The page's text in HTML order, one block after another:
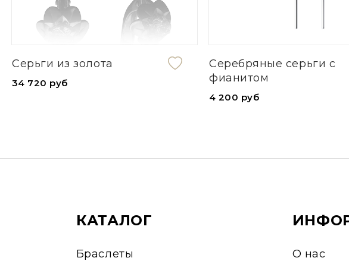
Серьги из золота
34 720 руб
Серебряные серьги с
фианитом
4 200 руб
КАТАЛОГ
Браслеты
О нас